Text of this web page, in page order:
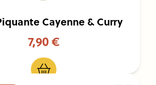
Cayenne & Curry
7,90 €